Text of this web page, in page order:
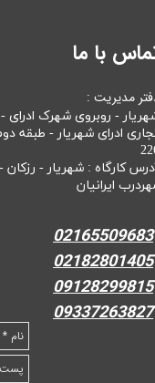
با ما
مدیریت :
- روبروی شهرک
ادرای شهریار - طبقه
کارگاه : شهریار - رزکان -
ایرانیان
02165509683
02182801405
09128299815
09337263827